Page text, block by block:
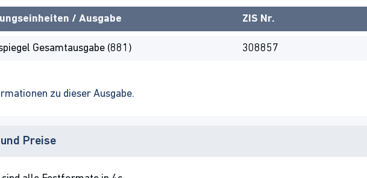
/ Ausgabe ZIS Nr.
Gesamtausgabe (881) 308857
zu dieser Ausgabe.
Preise